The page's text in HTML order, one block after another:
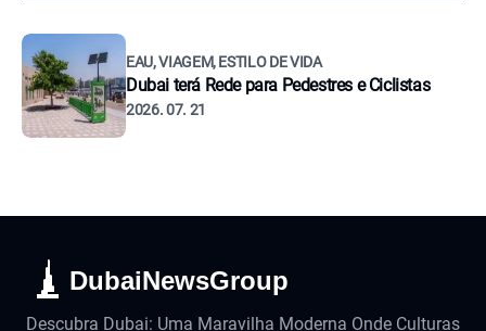
EAU, VIAGEM, ESTILO DE VIDA
Dubai terá Rede para Pedestres e Ciclistas
2026. 07. 21
DubaiNewsGroup
Descubra Dubai: Uma Maravilha Moderna Onde Culturas